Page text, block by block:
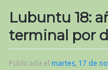
Lubuntu 18:
terminal por
Publicada el martes, 17 de